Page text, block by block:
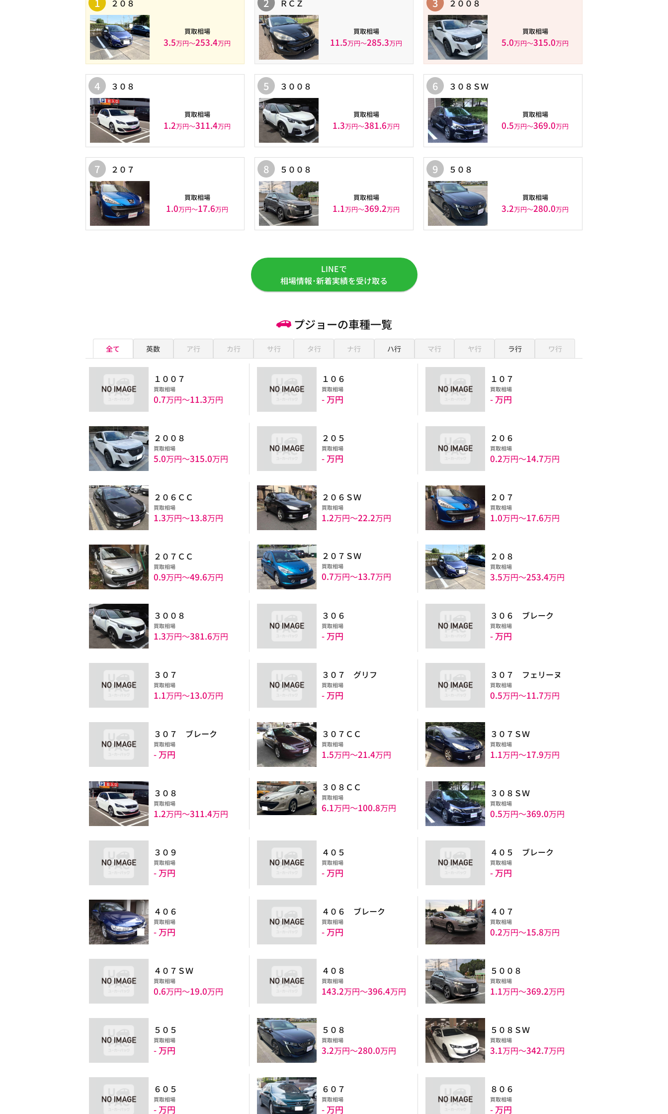
２０８
買取相場
3.5万円〜253.4万円
ＲＣＺ
買取相場
11.5万円〜285.3万円
２００８
買取相場
5.0万円〜315.0万円
4 ３０８
買取相場
1.2万円〜311.4万円
5 ３００８
買取相場
1.3万円〜381.6万円
6 ３０８ＳＷ
買取相場
0.5万円〜369.0万円
7 ２０７
買取相場
1.0万円〜17.6万円
8 ５００８
買取相場
1.1万円〜369.2万円
9 ５０８
買取相場
3.2万円〜280.0万円
LINEで
相場情報･新着実績を受け取る
プジョーの車種一覧
全て 英数 ア行 カ行 サ行 タ行 ナ行 ハ行 マ行 ヤ行 ラ行 ワ行
１００７
買取相場
0.7万円〜11.3万円
１０６
買取相場
- 万円
１０７
買取相場
- 万円
２００８
買取相場
5.0万円〜315.0万円
２０５
買取相場
- 万円
２０６
買取相場
0.2万円〜14.7万円
２０６ＣＣ
買取相場
1.3万円〜13.8万円
２０６ＳＷ
買取相場
1.2万円〜22.2万円
２０７
買取相場
1.0万円〜17.6万円
２０７ＣＣ
買取相場
0.9万円〜49.6万円
２０７ＳＷ
買取相場
0.7万円〜13.7万円
２０８
買取相場
3.5万円〜253.4万円
３００８
買取相場
1.3万円〜381.6万円
３０６
買取相場
- 万円
３０６ ブレーク
買取相場
- 万円
３０７
買取相場
1.1万円〜13.0万円
３０７ グリフ
買取相場
- 万円
３０７ フェリーヌ
買取相場
0.5万円〜11.7万円
３０７ ブレーク
買取相場
- 万円
３０７ＣＣ
買取相場
1.5万円〜21.4万円
３０７ＳＷ
買取相場
1.1万円〜17.9万円
３０８
買取相場
1.2万円〜311.4万円
３０８ＣＣ
買取相場
6.1万円〜100.8万円
３０８ＳＷ
買取相場
0.5万円〜369.0万円
３０９
買取相場
- 万円
４０５
買取相場
- 万円
４０５ ブレーク
買取相場
- 万円
４０６
買取相場
- 万円
４０６ ブレーク
買取相場
- 万円
４０７
買取相場
0.2万円〜15.8万円
４０７ＳＷ
買取相場
0.6万円〜19.0万円
４０８
買取相場
143.2万円〜396.4万円
５００８
買取相場
1.1万円〜369.2万円
５０５
買取相場
- 万円
５０８
買取相場
3.2万円〜280.0万円
５０８ＳＷ
買取相場
3.1万円〜342.7万円
６０５
買取相場
- 万円
６０７
買取相場
- 万円
８０６
買取相場
- 万円